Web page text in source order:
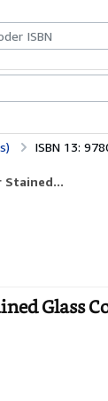
ISBN 13:
Stained...
Glass